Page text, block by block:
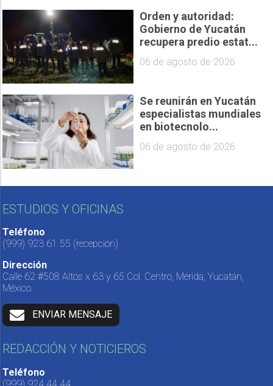
Orden y autoridad:
Gobierno de Yucatán
recupera predio estat...
06 de agosto de 2026
Se reunirán en Yucatán
especialistas mundiales
en biotecnolo...
06 de agosto de 2026
ESTUDIOS Y OFICINAS
Teléfono
(999) 923 61 55 (recepción)
Dirección
Calle 62 #508 Altos x 63 y 65 Col. Centro, Mérida, Yucatán,
México.
ENVIAR MENSAJE
REDACCIÓN Y NOTICIEROS
Teléfono